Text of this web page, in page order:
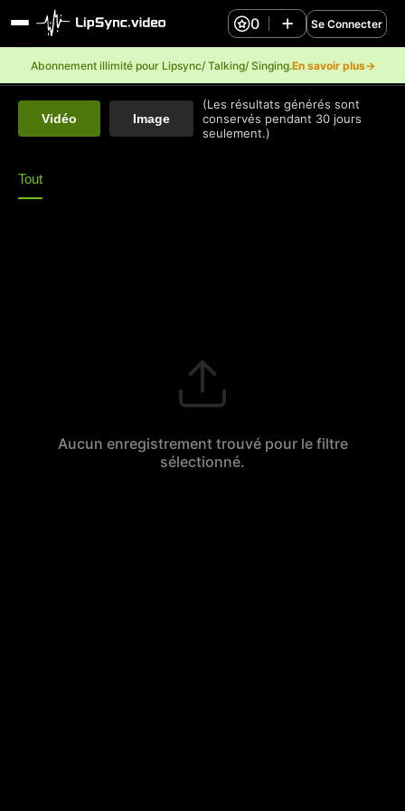
Abonnement illimité pour Lipsync/ Talking/ Singing.En savoir plus→
0 Se Connecter
Vidéo Image
(Les résultats générés sont
conservés pendant 30 jours
seulement.)
Tout
Aucun enregistrement trouvé pour le filtre
sélectionné.